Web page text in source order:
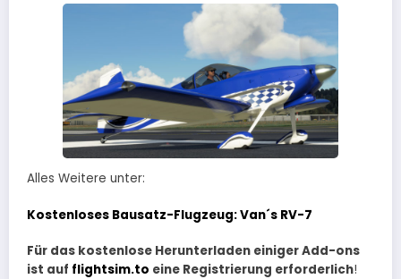
Alles Weitere unter:
Kostenloses Bausatz-Flugzeug: Van´s RV-7
Für das kostenlose Herunterladen einiger Add-ons
ist auf flightsim.to eine Registrierung erforderlich!